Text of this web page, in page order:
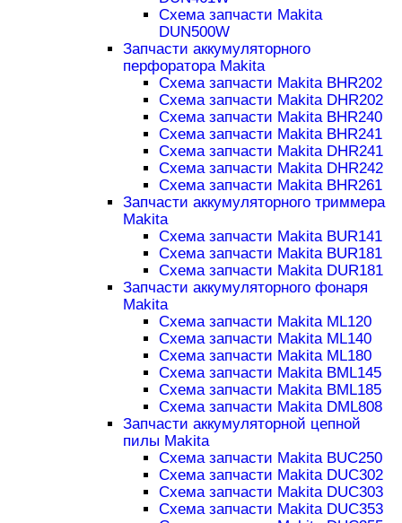
Схема запчасти Makita
DUN500W
Запчасти аккумуляторного
перфоратора Makita
Схема запчасти Makita BHR202
Схема запчасти Makita DHR202
Схема запчасти Makita BHR240
Схема запчасти Makita BHR241
Схема запчасти Makita DHR241
Схема запчасти Makita DHR242
Схема запчасти Makita BHR261
Запчасти аккумуляторного триммера
Makita
Схема запчасти Makita BUR141
Схема запчасти Makita BUR181
Схема запчасти Makita DUR181
Запчасти аккумуляторного фонаря
Makita
Схема запчасти Makita ML120
Схема запчасти Makita ML140
Схема запчасти Makita ML180
Схема запчасти Makita BML145
Схема запчасти Makita BML185
Схема запчасти Makita DML808
Запчасти аккумуляторной цепной
пилы Makita
Схема запчасти Makita BUC250
Схема запчасти Makita DUC302
Схема запчасти Makita DUC303
Схема запчасти Makita DUC353